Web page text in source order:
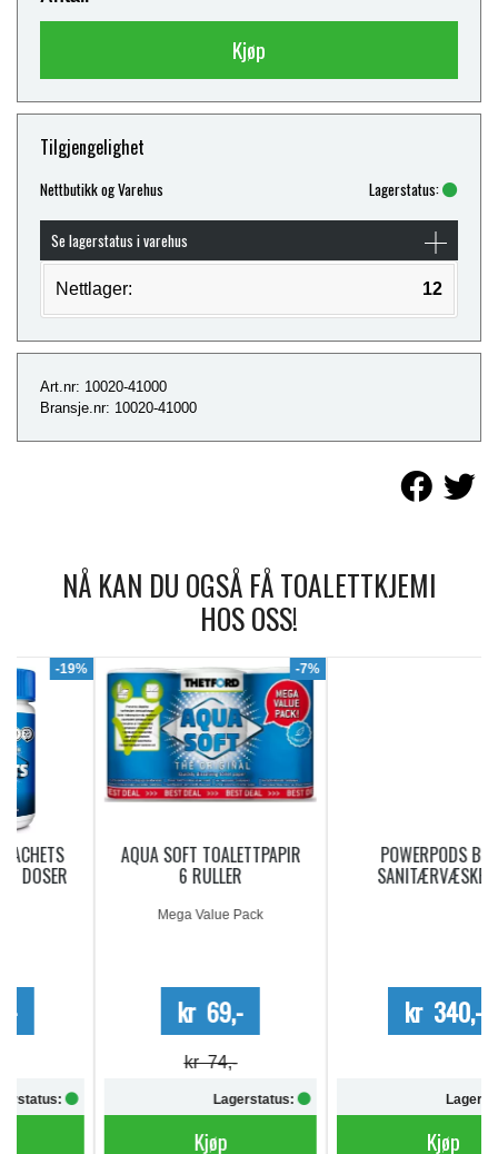
Kjøp
Tilgjengelighet
Nettbutikk og Varehus Lagerstatus:
Se lagerstatus i varehus
Nettlager: 12
Art.nr: 10020-41000
Bransje.nr: 10020-41000
NÅ KAN DU OGSÅ FÅ TOALETTKJEMI
HOS OSS!
-7%
AQUA SOFT TOALETTPAPIR
Mega Value Pack
Lagerstatus:
POWERPODS BLUE
SANITÆRVÆSKE 20
Lagerstatus: